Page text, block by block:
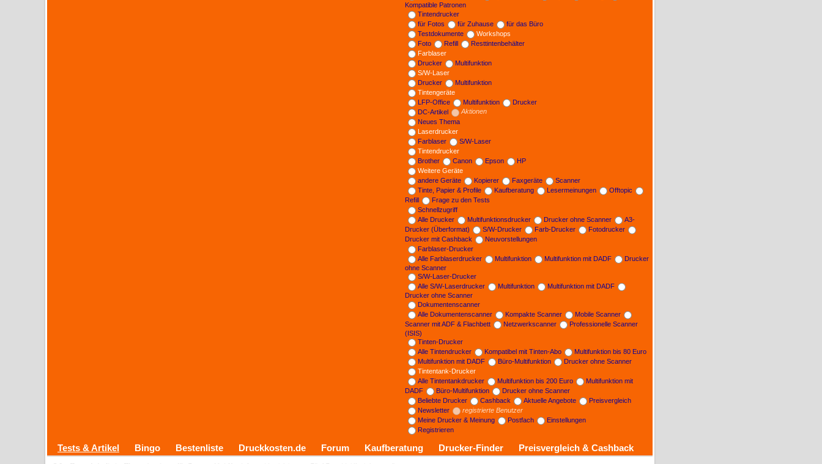
Kompatible Patronen
Tintendrucker
für Fotos
für Zuhause
für das Büro
Testdokumente
Workshops
Foto
Refill
Resttintenbehälter
Farblaser
Drucker
Multifunktion
S/W-Laser
Drucker
Multifunktion
Tintengeräte
LFP-Office
Multifunktion
Drucker
DC-Artikel
Aktionen
Neues Thema
Laserdrucker
Farblaser
S/W-Laser
Tintendrucker
Brother
Canon Epson
HP
Weitere Geräte
andere Geräte
Kopierer Faxgeräte
Scanner
Tinte, Papier & Profile
Kaufberatung Lesermeinungen
Offtopic
Refill
Frage zu den Tests
Schnellzugriff
Alle Drucker
Multifunktionsdrucker Drucker ohne Scanner
A3-
Drucker (Überformat)
S/W-Drucker Farb-Drucker
Fotodrucker
Drucker mit Cashback
Neuvorstellungen
Farblaser-Drucker
Alle Farblaserdrucker
Multifunktion Multifunktion mit DADF
Drucker
ohne Scanner
S/W-Laser-Drucker
Alle S/W-Laserdrucker
Multifunktion
Multifunktion mit DADF
Drucker ohne Scanner
Dokumentenscanner
Alle Dokumentenscanner
Kompakte Scanner
Mobile Scanner
Scanner mit ADF & Flachbett
Netzwerkscanner
Professionelle Scanner
(ISIS)
Tinten-Drucker
Alle Tintendrucker
Kompatibel mit Tinten-Abo
Multifunktion bis 80 Euro
Multifunktion mit DADF
Büro-Multifunktion
Drucker ohne Scanner
Tintentank-Drucker
Alle Tintentankdrucker
Multifunktion bis 200 Euro
Multifunktion mit
DADF
Büro-Multifunktion
Drucker ohne Scanner
Beliebte Drucker
Cashback Aktuelle Angebote
Preisvergleich
Newsletter
registrierte Benutzer
Meine Drucker & Meinung
Postfach
Einstellungen
Registrieren
Tests & Artikel Bingo Bestenliste Druckkosten.de Forum Kaufberatung Drucker-Finder Preisvergleich & Cashback